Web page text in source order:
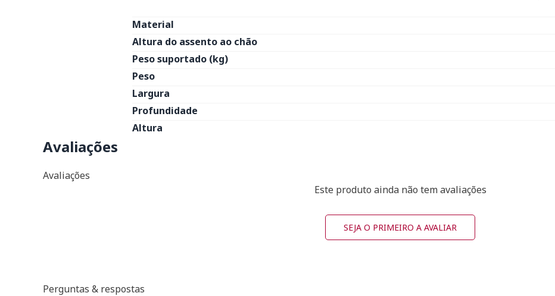
Material
Altura do assento ao chão
Peso suportado (kg)
Peso
Largura
Profundidade
Altura
Avaliações
Avaliações
Este produto ainda não tem avaliações
SEJA O PRIMEIRO A AVALIAR
Perguntas & respostas